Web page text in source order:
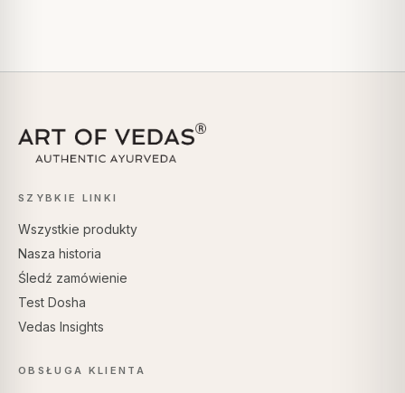
SZYBKIE LINKI
Wszystkie produkty
Nasza historia
Śledź zamówienie
Test Dosha
Vedas Insights
OBSŁUGA KLIENTA